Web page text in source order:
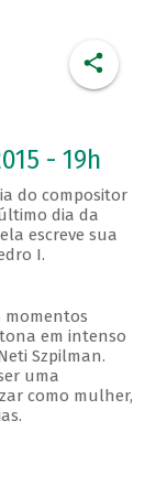
- 19h
do compositor
dia da
escreve sua
I.
momentos
em intenso
Szpilman.
uma
como mulher,